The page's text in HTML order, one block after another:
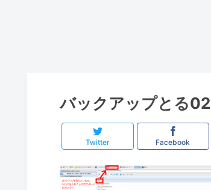
バックアップとる02
Twitter Facebook